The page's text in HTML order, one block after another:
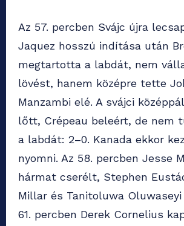
Az 57. percben Svájc újra
Jaquez hosszú indítása után
megtartotta a labdát, nem
lövést, hanem középre tette
Manzambi elé. A svájci
lőtt, Crépeau beleért, de nem
a labdát: 2–0. Kanada ekkor
nyomni. Az 58. percben Jesse
hármat cserélt, Stephen
Millar és Tanitoluwa
61. percben Derek Cornelius